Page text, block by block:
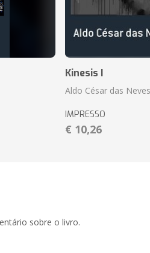
Kinesis I
Aldo César das
IMPRESSO
€ 10,26
sobre o livro.